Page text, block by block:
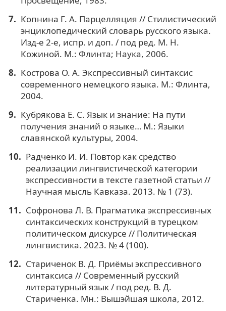
Копнина Г. А. Парцелляция // Стилистический
энциклопедический словарь русского языка.
Изд-е 2-е, испр. и доп. / под ред. М. Н.
Кожиной. М.: Флинта; Наука, 2006.
Кострова О. А. Экспрессивный синтаксис
современного немецкого языка. М.: Флинта,
2004.
Кубрякова Е. С. Язык и знание: На пути
получения знаний о языке… М.: Языки
славянской культуры, 2004.
Радченко И. И. Повтор как средство
реализации лингвистической категории
экспрессивности в тексте газетной статьи //
Научная мысль Кавказа. 2013. № 1 (73).
Софронова Л. В. Прагматика экспрессивных
синтаксических конструкций в турецком
политическом дискурсе // Политическая
лингвистика. 2023. № 4 (100).
Стариченок В. Д. Приёмы экспрессивного
синтаксиса // Современный русский
литературный язык / под ред. В. Д.
Стариченка. Мн.: Вышэйшая школа, 2012.